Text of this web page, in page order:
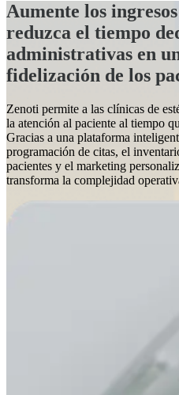
Aumente los
reduzca el tiempo
administrativas en
fidelización de los
Zenoti permite a las clínicas de
la atención al paciente al tiempo
Gracias a una plataforma
programación de citas, el
pacientes y el marketing
transforma la complejidad